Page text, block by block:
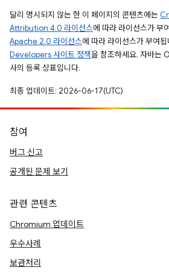
달리 명시되지 않는 한 이 페이지의 콘텐츠에는
Attribution 4.0 라이선스에 따라 라이선스가 부
Apache 2.0 라이선스에 따라 라이선스가 부여
Developers 사이트 정책을 참조하세요. 자바는
사의 등록 상표입니다.
최종 업데이트: 2026-06-17(UTC)
참여
버그 신고
공개된 문제 보기
관련 콘텐츠
Chromium 업데이트
우수사례
보관처리